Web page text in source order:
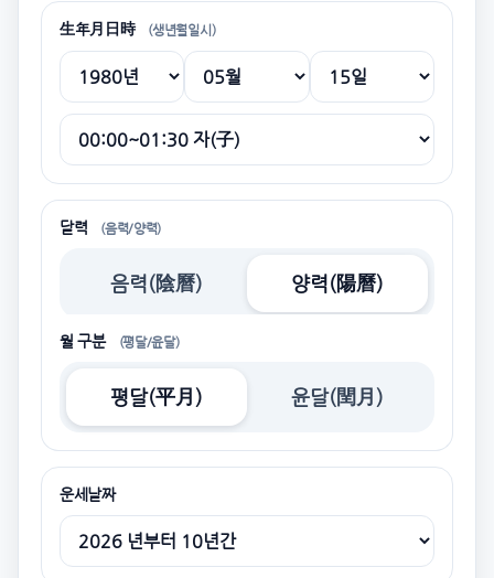
生年月日時 (생년월일시)
달력 (음력/양력)
음력(陰曆) 양력(陽曆)
월 구분 (평달/윤달)
평달(平月) 윤달(閏月)
운세날짜